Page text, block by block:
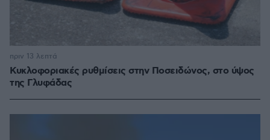
Κυκλοφοριακές ρυθμίσεις στην Ποσειδώνος, στο ύψος
της Γλυφάδας
πριν 13 λεπτά